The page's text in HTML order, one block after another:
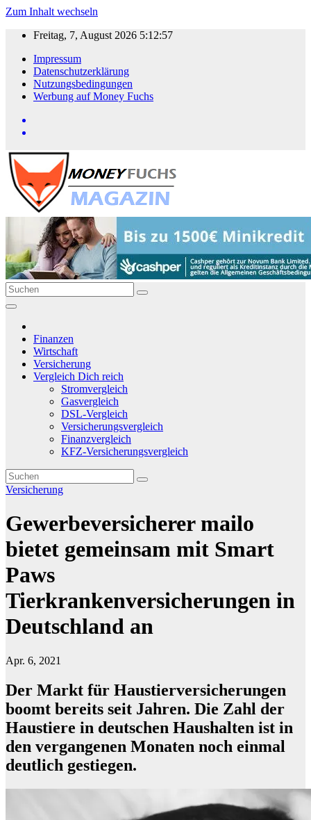
Zum Inhalt wechseln
Freitag, 7, August 2026 5:12:57
Impressum
Datenschutzerklärung
Nutzungsbedingungen
Werbung auf Money Fuchs
Finanzen
Wirtschaft
Versicherung
Vergleich Dich reich
Stromvergleich
Gasvergleich
DSL-Vergleich
Versicherungsvergleich
Finanzvergleich
KFZ-Versicherungsvergleich
Versicherung
Gewerbeversicherer mailo
bietet gemeinsam mit Smart
Paws
Tierkrankenversicherungen in
Deutschland an
Apr. 6, 2021
Der Markt für Haustierversicherungen
boomt bereits seit Jahren. Die Zahl der
Haustiere in deutschen Haushalten ist in
den vergangenen Monaten noch einmal
deutlich gestiegen.